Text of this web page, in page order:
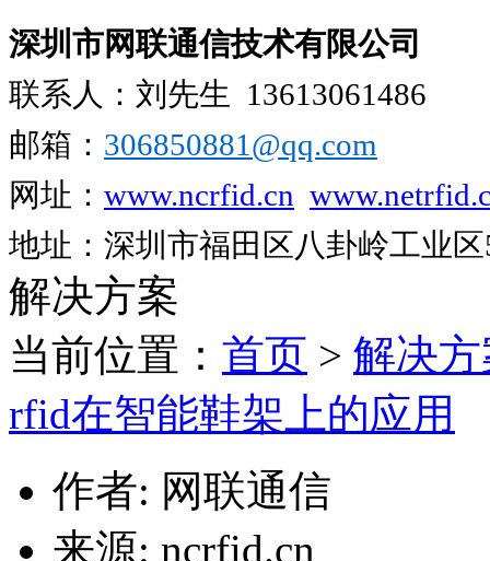
深圳市网联通信技术有限公司
联系人：刘先生 13613061486
邮箱： 306850881​@qq.com
网址： www.ncrfid.cn
地址：深圳市福田区八卦岭工业
解决方案
当前位置： 首页 > 解决
rfid在智能鞋架上的应用
作者: 网联通信
来源: ncrfid.cn